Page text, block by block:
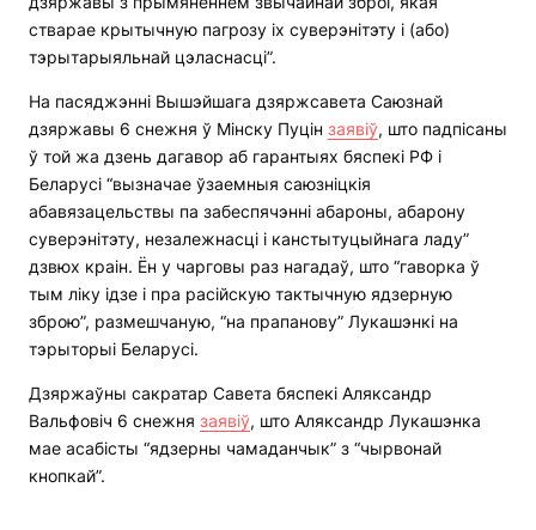
стварае крытычную пагрозу іх суверэнітэту і (або)
тэрытарыяльнай цэласнасці”.
На пасяджэнні Вышэйшага дзяржсавета Саюзнай
дзяржавы 6 снежня ў Мінску Пуцін заявіў, што падпісаны
ў той жа дзень дагавор аб гарантыях бяспекі РФ і
Беларусі “вызначае ўзаемныя саюзніцкія
абавязацельствы па забеспячэнні абароны, абарону
суверэнітэту, незалежнасці і канстытуцыйнага ладу”
дзвюх краін. Ён у чарговы раз нагадаў, што “гаворка ў
тым ліку ідзе і пра расійскую тактычную ядзерную
зброю”, размешчаную, “на прапанову” Лукашэнкі на
тэрыторыі Беларусі.
Дзяржаўны сакратар Савета бяспекі Аляксандр
Вальфовіч 6 снежня заявіў, што Аляксандр Лукашэнка
мае асабісты “ядзерны чамаданчык” з “чырвонай
кнопкай”.